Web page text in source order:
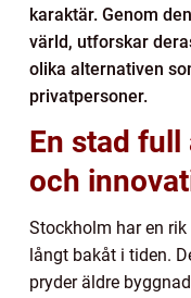
karaktär. Genom
värld, utforskar
olika alternativen
privatpersoner.
En stad
och
Stockholm har en
långt bakåt i tiden.
pryder äldre